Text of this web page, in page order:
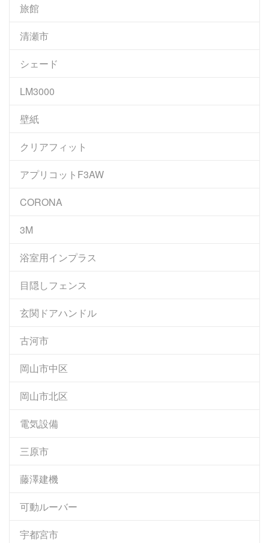
旅館
清瀬市
シェード
LM3000
壁紙
クリアフィット
アプリコットF3AW
CORONA
3M
浴室用インプラス
目隠しフェンス
玄関ドアハンドル
古河市
岡山市中区
岡山市北区
電気設備
三原市
藤澤建機
可動ルーバー
宇都宮市